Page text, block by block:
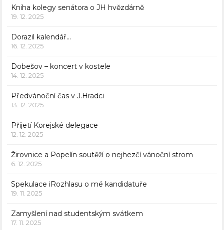
Kniha kolegy senátora o JH hvězdárně
19. 12. 2025
Dorazil kalendář…
16. 12. 2025
Dobešov – koncert v kostele
14. 12. 2025
Předvánoční čas v J.Hradci
13. 12. 2025
Přijetí Korejské delegace
12. 12. 2025
Žirovnice a Popelín soutěží o nejhezčí vánoční strom
6. 12. 2025
Spekulace iRozhlasu o mé kandidatuře
19. 11. 2025
Zamyšlení nad studentským svátkem
17. 11. 2025